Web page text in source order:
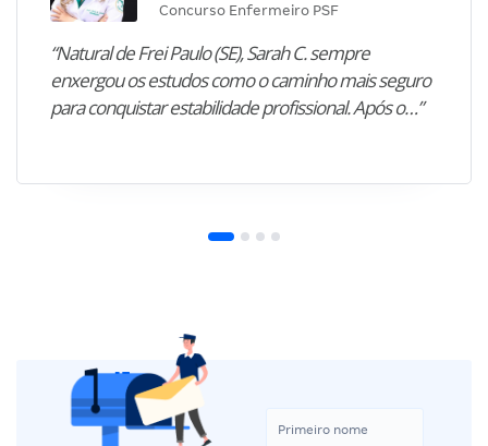
Concurso Enfermeiro PSF
“Natural de Frei Paulo (SE), Sarah C. sempre
enxergou os estudos como o caminho mais seguro
para conquistar estabilidade profissional. Após o…”